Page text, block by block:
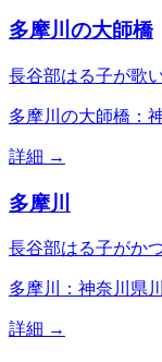
多摩川の大師橋
長谷部はる子が歌
多摩川の大師橋：
詳細 →
多摩川
長谷部はる子がか
多摩川：神奈川県
詳細 →